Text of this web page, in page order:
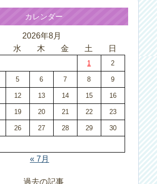
カレンダー
2026年8月
水 木 金 土 日
1 2
5 6 7 8 9
12 13 14 15 16
19 20 21 22 23
26 27 28 29 30
« 7月
過去の記事